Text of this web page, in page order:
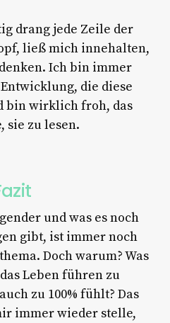
drang jede Zeile der
ließ mich innehalten,
Ich bin immer
die diese
bin wirklich froh, das
sie zu lesen.
und was es noch
gibt, ist immer noch
Doch warum? Was
Leben führen zu
zu 100% fühlt? Das
immer wieder stelle,